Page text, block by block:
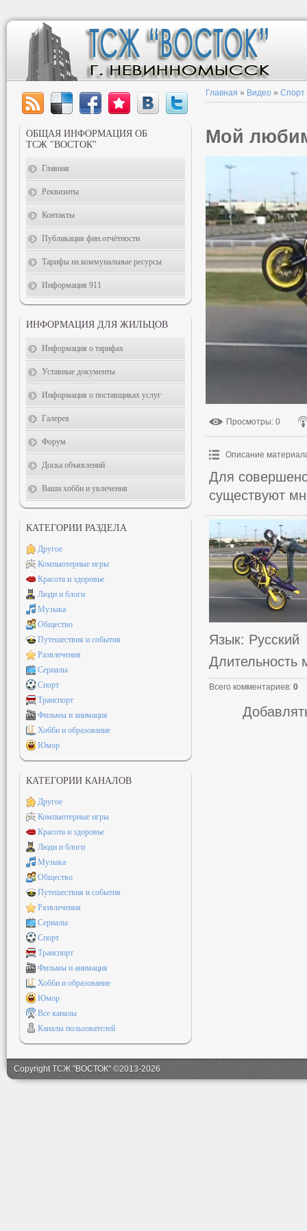
Главная » Видео » Спорт
Мой
Просмотры: 0
Описание
Для
существуют
Язык: Русский
Длительность
Всего комментариев: 0
ОБЩАЯ ИНФОРМАЦИЯ ОБ
ТСЖ "ВОСТОК"
Главная
Реквизиты
Контакты
Публикация фин.отчётности
Тарифы на коммунальные ресурсы
Информация 911
ИНФОРМАЦИЯ ДЛЯ ЖИЛЬЦОВ
Информация о тарифах
Уставные документы
Информация о поставщиках услуг
Галерея
Форум
Доска объявлений
Ваши хобби и увлечения
КАТЕГОРИИ РАЗДЕЛА
Другое
Компьютерные игры
Красота и здоровье
Люди и блоги
Музыка
Общество
Путешествия и события
Развлечения
Сериалы
Спорт
Транспорт
Фильмы и анимация
Хобби и образование
Юмор
КАТЕГОРИИ КАНАЛОВ
Другое
Компьютерные игры
Красота и здоровье
Люди и блоги
Музыка
Общество
Путешествия и события
Развлечения
Сериалы
Спорт
Транспорт
Фильмы и анимация
Хобби и образование
Юмор
Все каналы
Каналы пользователей
Copyright ТСЖ "ВОСТОК" ©2013-2026